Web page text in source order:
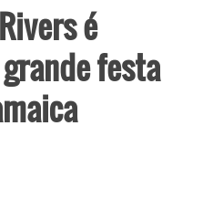
é
festa